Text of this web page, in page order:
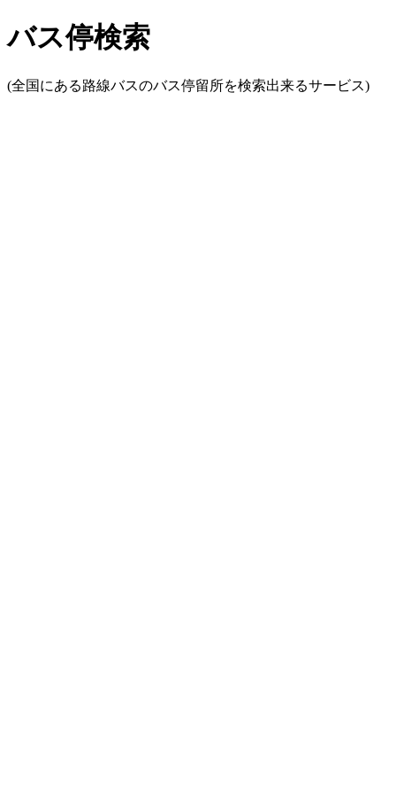
バス停検索
(全国にある路線バスのバス停留所を検索出来るサービス)